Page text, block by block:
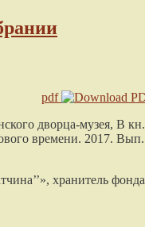
pdf
дворца-музея, В
времени. 2017.
хранитель фонда